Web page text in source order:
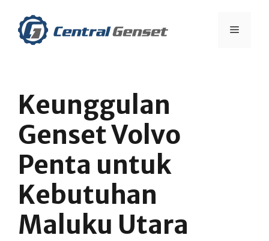
content
Menu
Keunggulan
Genset Volvo
Penta untuk
Kebutuhan
Maluku Utara